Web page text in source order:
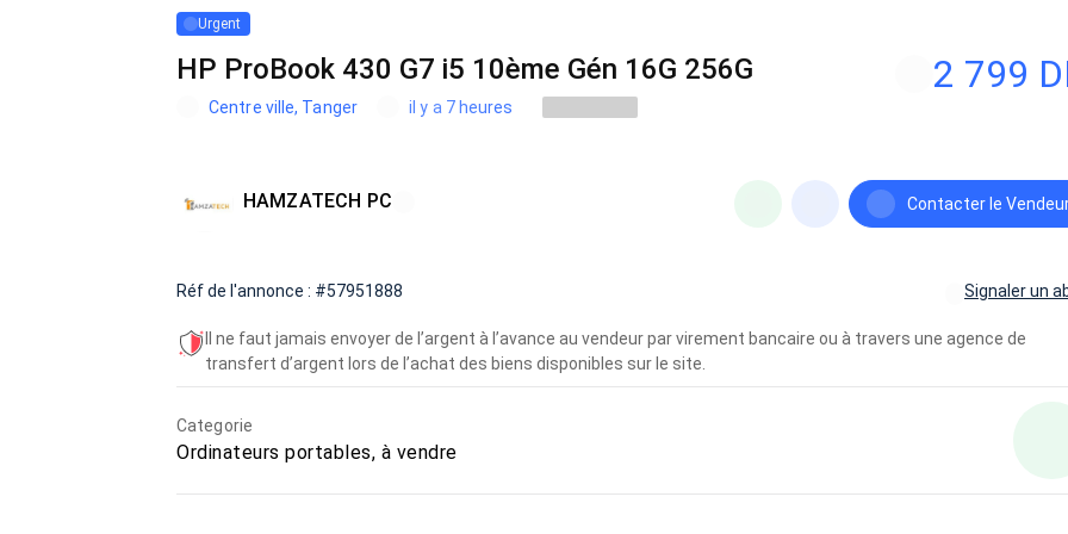
Urgent
HP ProBook 430 G7 i5 10ème Gén 16G 256G
Centre ville, Tanger il y a 7 heures
2 799
HAMZATECH PC Contacter le
Réf de l'annonce : #57951888 Signaler un
Il ne faut jamais envoyer de l’argent à l’avance au vendeur par virement bancaire ou à travers une agence de
transfert d’argent lors de l’achat des biens disponibles sur le site.
Categorie
Ordinateurs portables, à vendre